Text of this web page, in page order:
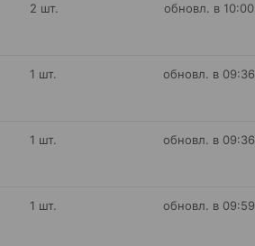
2 шт. обновл. в 10:00
1 шт. обновл. в 09:36
1 шт. обновл. в 09:36
1 шт. обновл. в 09:59